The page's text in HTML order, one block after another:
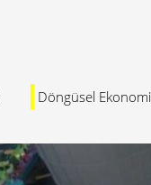
Döngüsel Ekonomi